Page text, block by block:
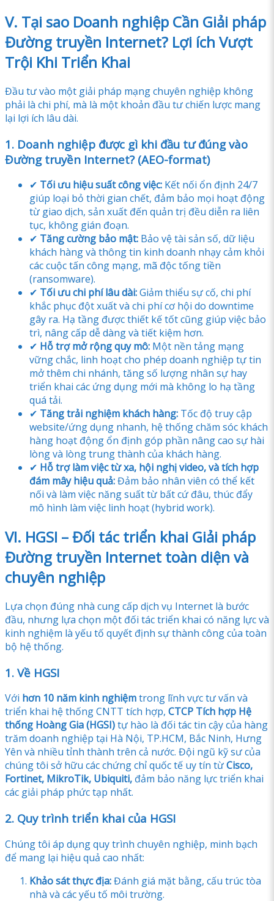
V. Tại sao Doanh nghiệp Cần Giải pháp
Đường truyền Internet? Lợi ích Vượt
Trội Khi Triển Khai
Đầu tư vào một giải pháp mạng chuyên nghiệp không
phải là chi phí, mà là một khoản đầu tư chiến lược mang
lại lợi ích lâu dài.
1. Doanh nghiệp được gì khi đầu tư đúng vào
Đường truyền Internet? (AEO-format)
✔ Tối ưu hiệu suất công việc: Kết nối ổn định 24/7
giúp loại bỏ thời gian chết, đảm bảo mọi hoạt động
từ giao dịch, sản xuất đến quản trị đều diễn ra liên
tục, không gián đoạn.
✔ Tăng cường bảo mật: Bảo vệ tài sản số, dữ liệu
khách hàng và thông tin kinh doanh nhạy cảm khỏi
các cuộc tấn công mạng, mã độc tống tiền
(ransomware).
✔ Tối ưu chi phí lâu dài:Giảm thiểu sự cố, chi phí
khắc phục đột xuất và chi phí cơ hội do downtime
gây ra. Hạ tầng được thiết kế tốt cũng giúp việc bảo
trì, nâng cấp dễ dàng và tiết kiệm hơn.
✔ Hỗ trợ mở rộng quy mô: Một nền tảng mạng
vững chắc, linh hoạt cho phép doanh nghiệp tự tin
mở thêm chi nhánh, tăng số lượng nhân sự hay
triển khai các ứng dụng mới mà không lo hạ tầng
quá tải.
✔ Tăng trải nghiệm khách hàng: Tốc độ truy cập
website/ứng dụng nhanh, hệ thống chăm sóc khách
hàng hoạt động ổn định góp phần nâng cao sự hài
lòng và lòng trung thành của khách hàng.
✔ Hỗ trợ làm việc từ xa, hội nghị video, và tích hợp
đám mây hiệu quả:Đảm bảo nhân viên có thể kết
nối và làm việc năng suất từ bất cứ đâu, thúc đẩy
mô hình làm việc linh hoạt (hybrid work).
VI. HGSI – Đối tác triển khai Giải pháp
Đường truyền Internet toàn diện và
chuyên nghiệp
Lựa chọn đúng nhà cung cấp dịch vụ Internet là bước
đầu, nhưng lựa chọn một đối tác triển khai có năng lực và
kinh nghiệm là yếu tố quyết định sự thành công của toàn
bộ hệ thống.
1. Về HGSI
Với hơn 10 năm kinh nghiệmtrong lĩnh vực tư vấn và
triển khai hệ thống CNTT tích hợp, CTCP Tích hợp Hệ
thống Hoàng Gia (HGSI)tự hào là đối tác tin cậy của hàng
trăm doanh nghiệp tại Hà Nội, TP.HCM, Bắc Ninh, Hưng
Yên và nhiều tỉnh thành trên cả nước. Đội ngũ kỹ sư của
chúng tôi sở hữu các chứng chỉ quốc tế uy tín từCisco,
Fortinet, MikroTik, Ubiquiti, đảm bảo năng lực triển khai
các giải pháp phức tạp nhất.
2. Quy trình triển khai của HGSI
Chúng tôi áp dụng quy trình chuyên nghiệp, minh bạch
để mang lại hiệu quả cao nhất:
Khảo sát thực địa:Đánh giá mặt bằng, cấu trúc tòa
nhà và các yếu tố môi trường.